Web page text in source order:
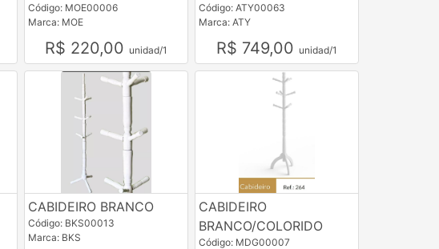
Código: MOE00006
Marca: MOE
R$ 220,00 unidad/1
Código: ATY00063
Marca: ATY
R$ 749,00 unidad/1
CABIDEIRO BRANCO
Código: BKS00013
Marca: BKS
CABIDEIRO
BRANCO/COLORIDO
Código: MDG00007